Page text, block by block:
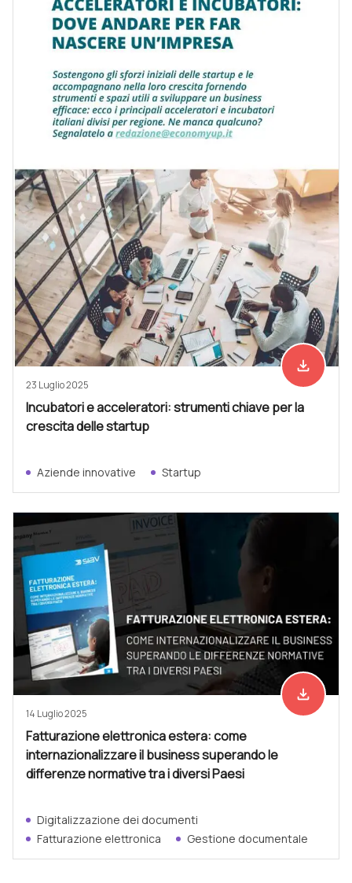
Scarica
file_download
23 Luglio 2025
Incubatori e acceleratori: strumenti chiave per la
crescita delle startup
Aziende innovative Startup
Scarica
file_download
14 Luglio 2025
Fatturazione elettronica estera: come
internazionalizzare il business superando le
differenze normative tra i diversi Paesi
Digitalizzazione dei documenti
Fatturazione elettronica
Gestione documentale